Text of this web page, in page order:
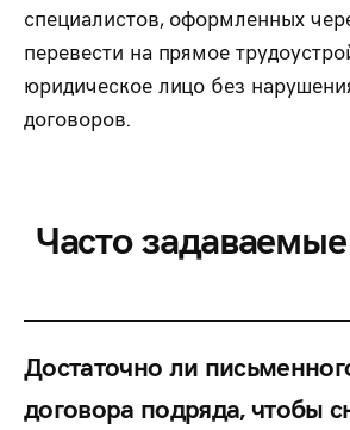
специалистов, оформленных
перевести на прямое
юридическое лицо без
договоров.
Часто
Достаточно ли
договора подряда, чтобы